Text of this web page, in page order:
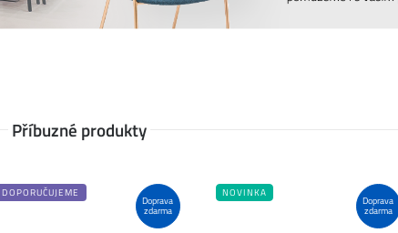
Příbuzné produkty
Doprava
zdarma
DOPORUČUJEME
Doprava
zdarma
NOVINKA